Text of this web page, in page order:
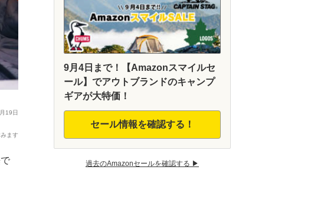
19日
ます
9月4日まで！【Amazonスマイルセ
ール】でアウトブランドのキャンプ
ギアが大特価！
セール情報を確認する！
過去のAmazonセールを確認する ▶︎